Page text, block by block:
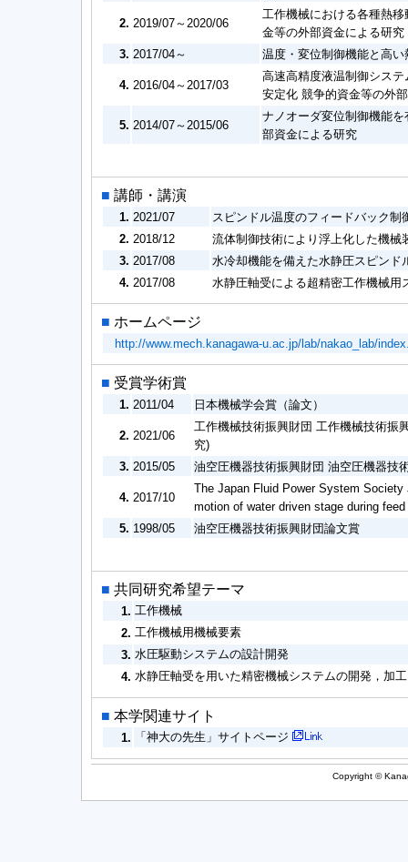
2. 2019/07～2020/06
工作機械における各種熱
金等の外部資金による研究
3. 2017/04～ 温度・変位制御機能と高
4. 2016/04～2017/03
高速高精度液温制御シス
安定化 競争的資金等の外
5. 2014/07～2015/06
ナノオーダ変位制御機能
部資金による研究
■ 講師・講演
1. 2021/07
スピンドル温度のフィードバック制
2. 2018/12
流体制御技術により浮上化した機械
3. 2017/08
水冷却機能を備えた水静圧スピンド
4. 2017/08 水静圧軸受による超精密工作機械
■ ホームページ
http://www.mech.kanagawa-u.ac.jp/lab/nakao_lab/
■ 受賞学術賞
1. 2011/04 日本機械学会賞（論文）
2. 2021/06
工作機械技術振興財団 工作機械技術
究)
3. 2015/05 油空圧機器技術振興財団 油空圧機器
4. 2017/10
The Japan Fluid Power System
motion of water driven stage during
5. 1998/05 油空圧機器技術振興財団論文賞
■ 共同研究希望テーマ
1. 工作機械
2. 工作機械用機械要素
3. 水圧駆動システムの設計開発
4. 水静圧軸受を用いた精密機械システムの開発，加
■ 本学関連サイト
1. 「神大の先生」サイトページ
Copyright ©